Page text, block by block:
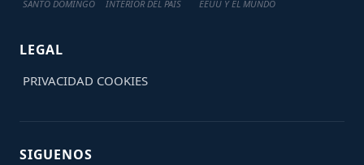
SANTO DOMINGO INTERIOR DEL PAÍS EEUU Y EL MUNDO
LEGAL
PRIVACIDAD COOKIES
SIGUENOS